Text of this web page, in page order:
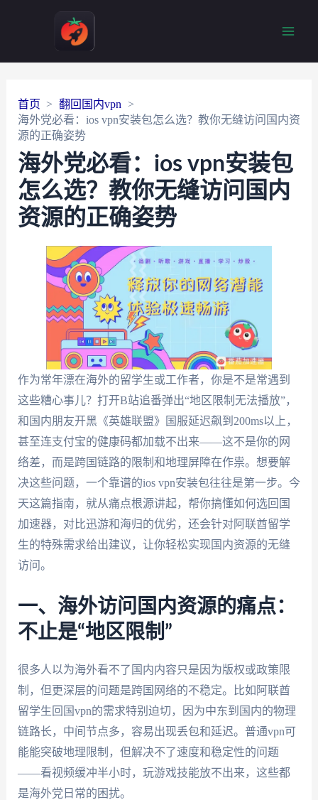
首页
翻回国内vpn
海外党必看：ios vpn安装包怎么选？教你无缝访问国内资
源的正确姿势
海外党必看：ios vpn安装包
怎么选？教你无缝访问国内
资源的正确姿势
作为常年漂在海外的留学生或工作者，你是不是常遇到
这些糟心事儿？打开B站追番弹出“地区限制无法播放”，
和国内朋友开黑《英雄联盟》国服延迟飙到200ms以上，
甚至连支付宝的健康码都加载不出来——这不是你的网
络差，而是跨国链路的限制和地理屏障在作祟。想要解
决这些问题，一个靠谱的ios vpn安装包往往是第一步。今
天这篇指南，就从痛点根源讲起，帮你搞懂如何选回国
加速器，对比迅游和海归的优劣，还会针对阿联酋留学
生的特殊需求给出建议，让你轻松实现国内资源的无缝
访问。
一、海外访问国内资源的痛点：
不止是“地区限制”
很多人以为海外看不了国内内容只是因为版权或政策限
制，但更深层的问题是跨国网络的不稳定。比如阿联酋
留学生回国vpn的需求特别迫切，因为中东到国内的物理
链路长，中间节点多，容易出现丢包和延迟。普通vpn可
能能突破地理限制，但解决不了速度和稳定性的问题
——看视频缓冲半小时，玩游戏技能放不出来，这些都
是海外党日常的困扰。